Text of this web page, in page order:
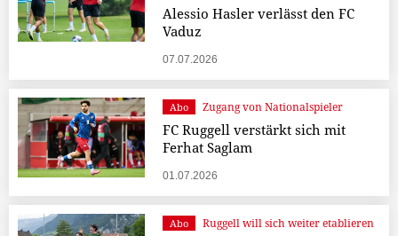
Alessio Hasler verlässt den FC
Vaduz
07.07.2026
Abo Zugang von Nationalspieler
FC Ruggell verstärkt sich mit
Ferhat Saglam
01.07.2026
Abo Ruggell will sich weiter etablieren